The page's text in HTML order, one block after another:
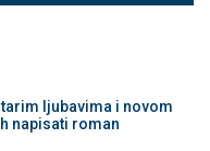
ljubavima i novom
napisati roman